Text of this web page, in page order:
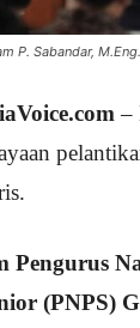
P. Sabandar,
–
Pengurus
(PNPS)